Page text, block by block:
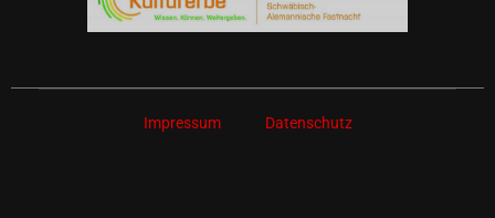
Impressum
Datenschutz